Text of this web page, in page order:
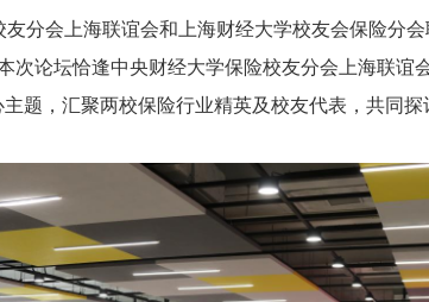
友分会上海联谊会和上海财经大学校友会保险分
次论坛恰逢中央财经大学保险校友分会上海联谊
题，汇聚两校保险行业精英及校友代表，共同